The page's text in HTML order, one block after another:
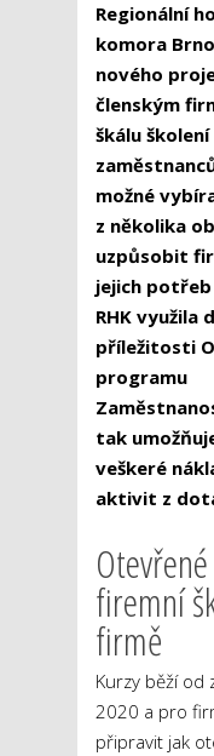
Regionální
komora
nového
členským
škálu školení
možné
z několika
uzpůsobit
jejich
RHK využila
příležitosti
programu
tak
veškeré
aktivit z
firemní
firmě
Kurzy běží od
2020 a pro
připravit jak